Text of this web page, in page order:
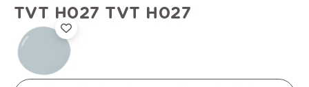
TVT H027 TVT H027